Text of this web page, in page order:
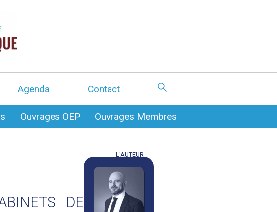
Agenda Contact
Ouvrages OEP Ouvrages Membres
DE
L'AUTEUR